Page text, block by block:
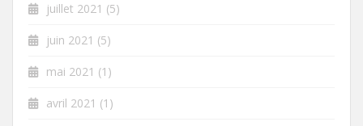
juillet 2021 (5)
juin 2021 (5)
mai 2021 (1)
avril 2021 (1)